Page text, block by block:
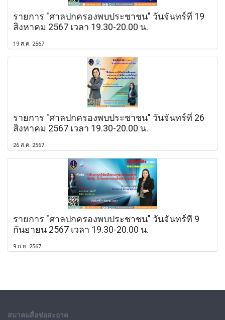
รายการ "ศาลปกครองพบประชาชน" วันจันทร์ที่ 19
สิงหาคม 2567 เวลา 19.30-20.00 น.
19 ส.ค. 2567
รายการ "ศาลปกครองพบประชาชน" วันจันทร์ที่ 26
สิงหาคม 2567 เวลา 19.30-20.00 น.
26 ส.ค. 2567
รายการ "ศาลปกครองพบประชาชน" วันจันทร์ที่ 9
กันยายน 2567 เวลา 19.30-20.00 น.
9 ก.ย. 2567
สมาคมสื่อช่อสะอาด